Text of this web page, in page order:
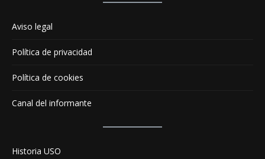
Aviso legal
Política de privacidad
Política de cookies
Canal del informante
Historia USO